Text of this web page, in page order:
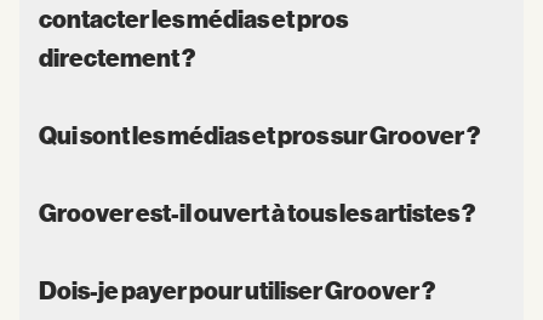
contacter les médias et pros
directement ?
Qui sont les médias et pros sur Groover ?
Groover est-il ouvert à tous les artistes ?
Dois-je payer pour utiliser Groover ?